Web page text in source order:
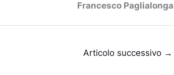
Francesco Paglialonga
Articolo successivo →